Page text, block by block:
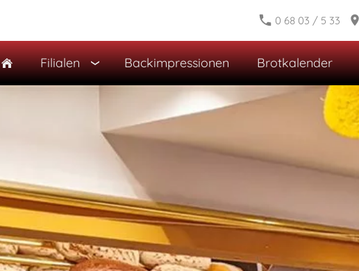
0 68 03 / 5 33
Filialen Backimpressionen Brotkalender